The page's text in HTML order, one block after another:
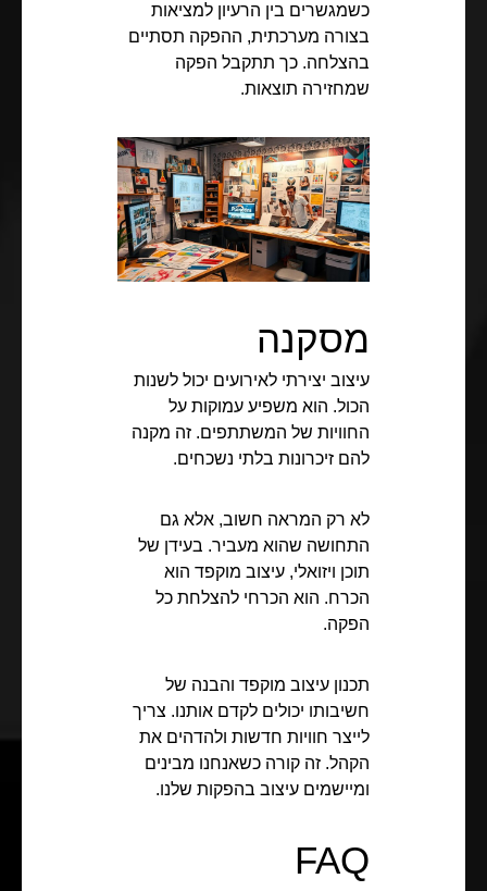
כשמגשרים בין הרעיון למציאות
בצורה מערכתית, ההפקה תסתיים
בהצלחה. כך תתקבל הפקה
שמחזירה תוצאות.
מסקנה
עיצוב יצירתי לאירועים יכול לשנות
הכול. הוא משפיע עמוקות על
החוויות של המשתתפים. זה מקנה
להם זיכרונות בלתי נשכחים.
לא רק המראה חשוב, אלא גם
התחושה שהוא מעביר. בעידן של
תוכן ויזואלי, עיצוב מוקפד הוא
הכרח. הוא הכרחי להצלחת כל
הפקה.
תכנון עיצוב מוקפד והבנה של
חשיבותו יכולים לקדם אותנו. צריך
לייצר חוויות חדשות ולהדהים את
הקהל. זה קורה כשאנחנו מבינים
ומיישמים עיצוב בהפקות שלנו.
FAQ